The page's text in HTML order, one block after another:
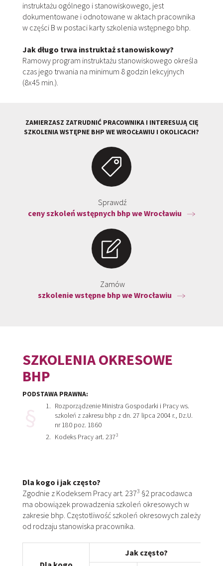
instruktażu ogólnego i stanowiskowego, jest
dokumentowane i odnotowane w aktach pracownika
w części B w postaci karty szkolenia wstępnego bhp.
Jak długo trwa instruktaż stanowiskowy?
Ramowy program instruktażu stanowiskowego określa
czas jego trwania na minimum 8 godzin lekcyjnych
(8x45 min.).
ZAMIERZASZ ZATRUDNIĆ PRACOWNIKA I INTERESUJĄ CIĘ
SZKOLENIA WSTĘPNE BHP WE WROCŁAWIU I OKOLICACH?
Sprawdź
ceny szkoleń wstępnych bhp we Wrocławiu
Zamów
szkolenie wstępne bhp we Wrocławiu
SZKOLENIA OKRESOWE
BHP
PODSTAWA PRAWNA:
Rozporządzenie Ministra Gospodarki i Pracy ws.
szkoleń z zakresu bhp z dn. 27 lipca 2004 r., Dz.U.
nr 180 poz. 1860
Kodeks Pracy art. 2373
Dla kogo i jak często?
Zgodnie z Kodeksem Pracy art. 2373 §2 pracodawca
ma obowiązek prowadzenia szkoleń okresowych w
zakresie bhp. Częstotliwość szkoleń okresowych zależy
od rodzaju stanowiska pracownika.
Jak często?